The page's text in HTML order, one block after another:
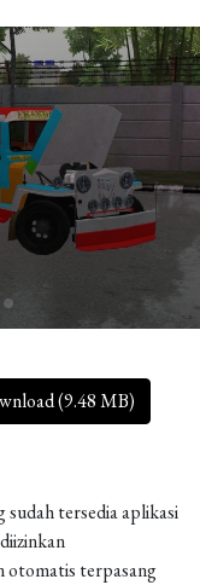
(9.48 MB)
tersedia aplikasi
otomatis terpasang